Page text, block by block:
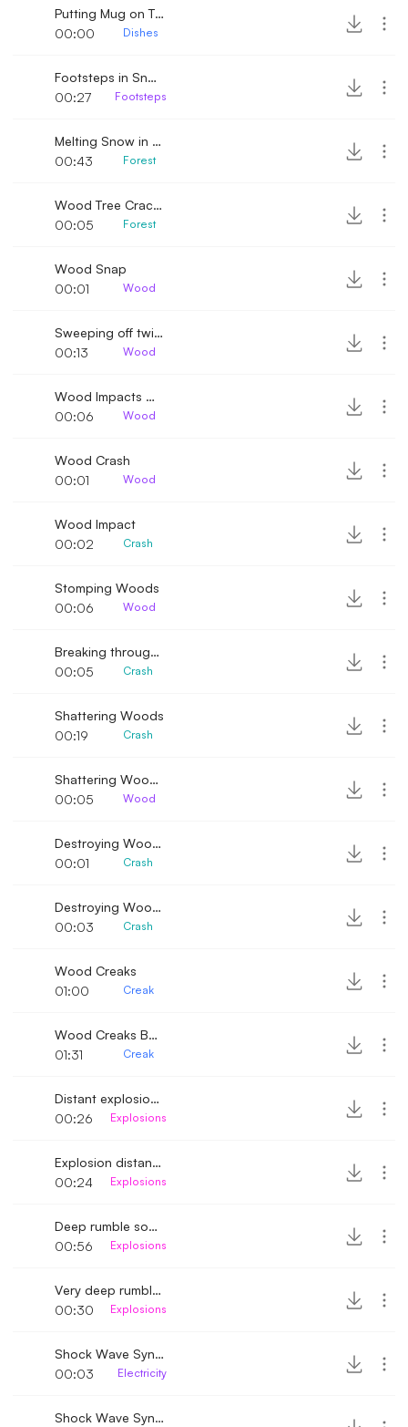
Putting Mug on Table
00:00
Dishes
Footsteps in Snow Close
00:27
Footsteps
Melting Snow in Winter Forest
00:43
Forest
Wood Tree Crack Fall
00:05
Forest
Wood Snap
00:01
Wood
Sweeping off twigs and leaves
00:13
Wood
Wood Impacts Multiple
00:06
Wood
Wood Crash
00:01
Wood
Wood Impact
00:02
Crash
Stomping Woods
00:06
Wood
Breaking through a wood
00:05
Crash
Shattering Woods
00:19
Crash
Shattering Woods 2
00:05
Wood
Destroying Woods
00:01
Crash
Destroying Woods 2
00:03
Crash
Wood Creaks
01:00
Creak
Wood Creaks Bends
01:31
Creak
Distant explosions rumble
00:26
Explosions
Explosion distant rumble
00:24
Explosions
Deep rumble sound
00:56
Explosions
Very deep rumble sound
00:30
Explosions
Shock Wave Synthesis 2
00:03
Electricity
Shock Wave Synthesis